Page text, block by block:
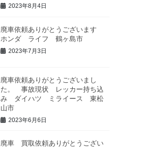
2023年8月4日
廃車依頼ありがとうございます
ホンダ ライフ 鶴ヶ島市
2023年7月3日
廃車依頼ありがとうございまし
た。 事故現状 レッカー持ち込
み ダイハツ ミライース 東松
山市
2023年6月6日
廃車 買取依頼ありがとうござい